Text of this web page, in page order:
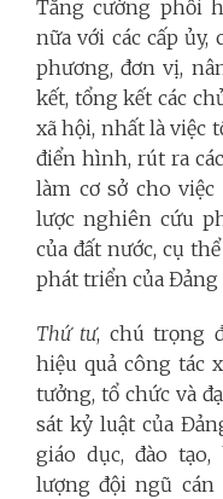
Tăng cường phối
nữa với các cấp ủy,
phương, đơn vị,
kết, tổng kết các
xã hội, nhất là việc
điển hình, rút ra
làm cơ sở cho việc
lược nghiên cứu
của đất nước, cụ
phát triển của
Thứ tư, chú trọng
hiệu quả công tác
tưởng, tổ chức và
sát kỷ luật của
giáo dục, đào
lượng đội ngũ cán